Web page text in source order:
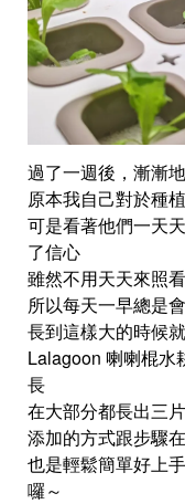
過了一週後，漸漸
原本我自己對於種
可是看著他們一天
了信心
雖然不用天天來照
所以每天一早總是
長到這樣大的時候
Lalagoon 喇喇棍水
長
在大部分都長出三
添加的方式跟步驟
也是輕鬆簡單好上
囉～